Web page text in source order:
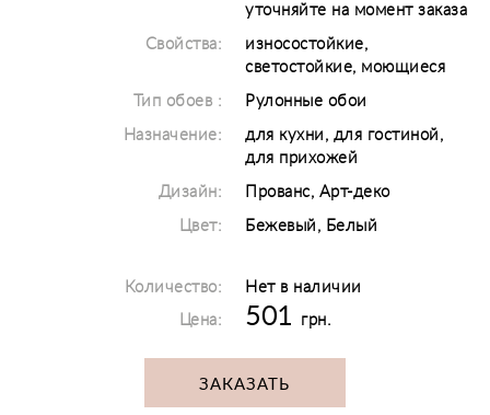
уточняйте на момент заказа
Свойства:
износостойкие,
светостойкие, моющиеся
Тип обоев : Рулонные обои
Назначение:
для кухни, для гостиной,
для прихожей
Дизайн: Прованс, Арт-деко
Цвет: Бежевый, Белый
Количество:
Нет в наличии
Цена:
501 грн.
ЗАКАЗАТЬ